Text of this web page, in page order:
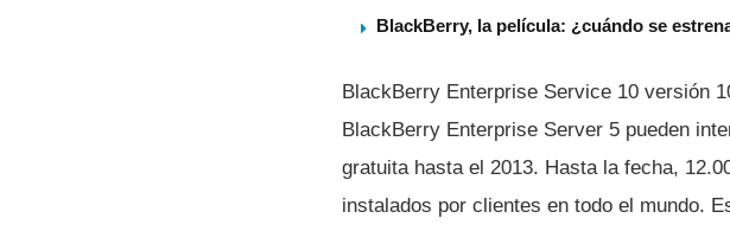
BlackBerry, la película: ¿cuándo se
BlackBerry Enterprise Service 10 versión
BlackBerry Enterprise Server 5 pueden
gratuita hasta el 2013. Hasta la fecha,
instalados por clientes en todo el mundo.